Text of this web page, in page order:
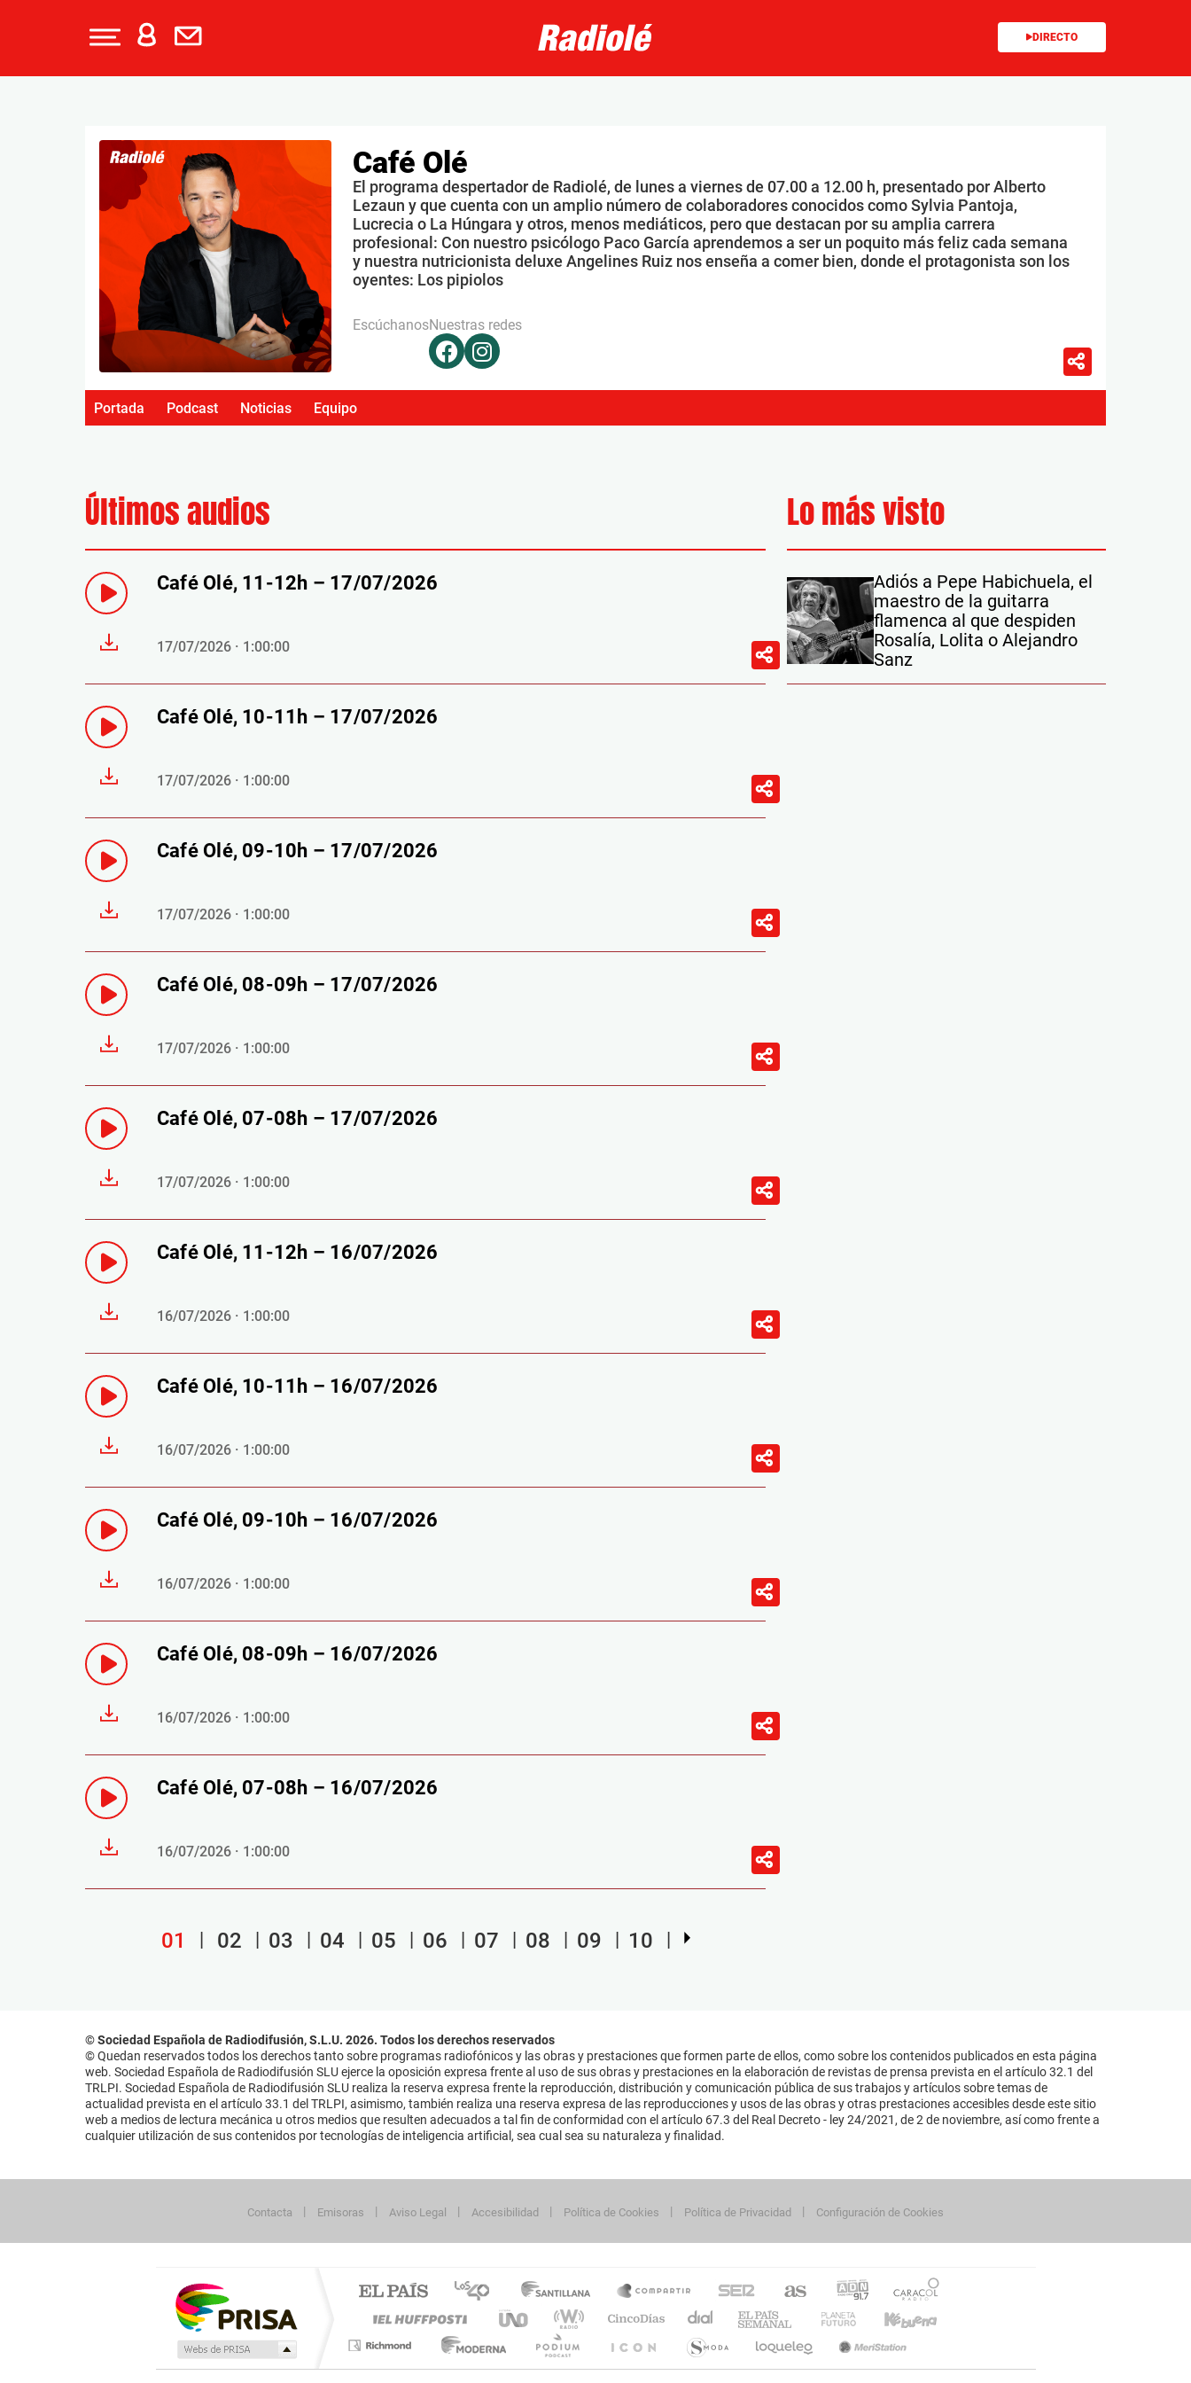
DIRECTO
Café Olé
El programa despertador de Radiolé, de lunes a viernes de 07.00 a 12.00 h, presentado por Alberto
Lezaun y que cuenta con un amplio número de colaboradores conocidos como Sylvia Pantoja,
Lucrecia o La Húngara y otros, menos mediáticos, pero que destacan por su amplia carrera
profesional: Con nuestro psicólogo Paco García aprendemos a ser un poquito más feliz cada semana
y nuestra nutricionista deluxe Angelines Ruiz nos enseña a comer bien, donde el protagonista son los
oyentes: Los pipiolos
EscúchanosNuestras redes
Portada Podcast Noticias Equipo
Últimos audios
Café Olé, 11-12h – 17/07/2026
17/07/2026 · 1:00:00
Café Olé, 10-11h – 17/07/2026
17/07/2026 · 1:00:00
Café Olé, 09-10h – 17/07/2026
17/07/2026 · 1:00:00
Café Olé, 08-09h – 17/07/2026
17/07/2026 · 1:00:00
Café Olé, 07-08h – 17/07/2026
17/07/2026 · 1:00:00
Café Olé, 11-12h – 16/07/2026
16/07/2026 · 1:00:00
Café Olé, 10-11h – 16/07/2026
16/07/2026 · 1:00:00
Café Olé, 09-10h – 16/07/2026
16/07/2026 · 1:00:00
Café Olé, 08-09h – 16/07/2026
16/07/2026 · 1:00:00
Café Olé, 07-08h – 16/07/2026
16/07/2026 · 1:00:00
01 02 03 04 05 06 07 08 09 10
Lo más visto
Adiós a Pepe Habichuela, el
maestro de la guitarra
flamenca al que despiden
Rosalía, Lolita o Alejandro
Sanz
© Sociedad Española de Radiodifusión, S.L.U. 2026. Todos los derechos reservados
© Quedan reservados todos los derechos tanto sobre programas radiofónicos y las obras y prestaciones que formen parte de ellos, como sobre los contenidos publicados en esta página
web. Sociedad Española de Radiodifusión SLU ejerce la oposición expresa frente al uso de sus obras y prestaciones en la elaboración de revistas de prensa prevista en el artículo 32.1 del
TRLPI. Sociedad Española de Radiodifusión SLU realiza la reserva expresa frente la reproducción, distribución y comunicación pública de sus trabajos y artículos sobre temas de
actualidad prevista en el artículo 33.1 del TRLPI, asimismo, también realiza una reserva expresa de las reproducciones y usos de las obras y otras prestaciones accesibles desde este sitio
web a medios de lectura mecánica u otros medios que resulten adecuados a tal fin de conformidad con el artículo 67.3 del Real Decreto - ley 24/2021, de 2 de noviembre, así como frente a
cualquier utilización de sus contenidos por tecnologías de inteligencia artificial, sea cual sea su naturaleza y finalidad.
Contacta Emisoras Aviso Legal Accesibilidad Política de Cookies Política de Privacidad Configuración de Cookies